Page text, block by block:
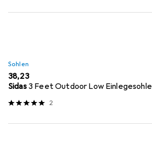
Sohlen
EUR
38,23
Sidas 3 Feet Outdoor Low Einlegesohle
2